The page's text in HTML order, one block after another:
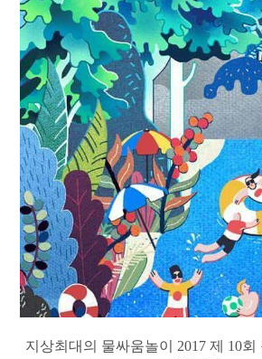
지상최대의 물싸움놀이 2017 제 10